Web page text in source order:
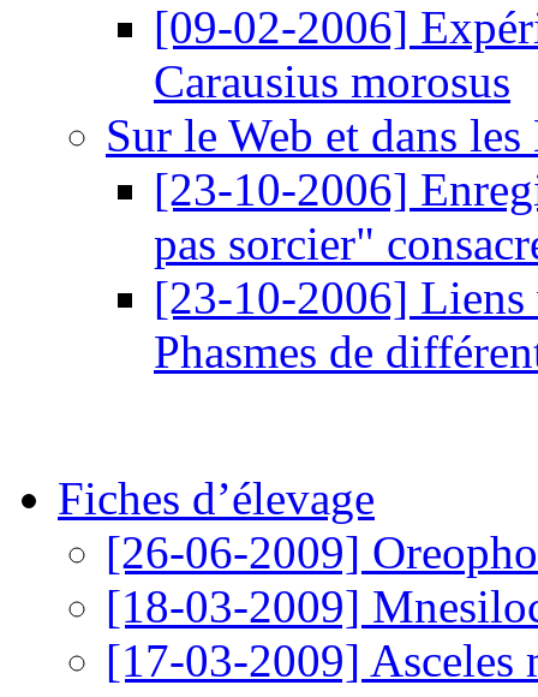
[09-02-2006]
Carausius morosus
Sur le Web et dans
[23-10-2006]
pas sorcier"
[23-10-2006] Liens
Phasmes de
Fiches d’élevage
[26-06-2009]
[18-03-2009]
[17-03-2009] Asceles